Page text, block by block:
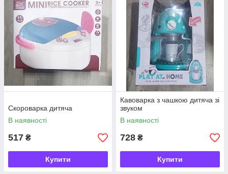
Скороварка дитяча
В наявності
517 ₴
Купити
Кавоварка з чашкою дитяча зі
звуком
В наявності
728 ₴
Купити